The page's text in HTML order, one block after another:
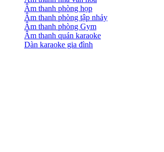
Âm thanh phòng họp
Âm thanh phòng tập nhảy
Âm thanh phòng Gym
Âm thanh quán karaoke
Dàn karaoke gia đình